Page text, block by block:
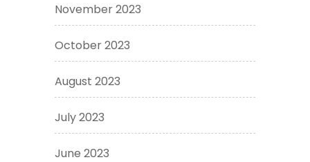
November 2023
October 2023
August 2023
July 2023
June 2023